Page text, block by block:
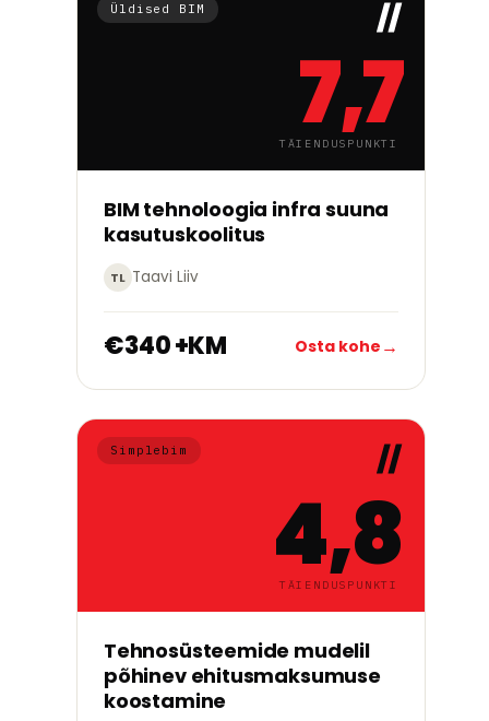
Üldised BIM
7,7
TÄIENDUSPUNKTI
BIM tehnoloogia infra suuna
kasutuskoolitus
TL Taavi Liiv
€340 +KM Osta kohe →
Simplebim
4,8
TÄIENDUSPUNKTI
Tehnosüsteemide mudelil
põhinev ehitusmaksumuse
koostamine